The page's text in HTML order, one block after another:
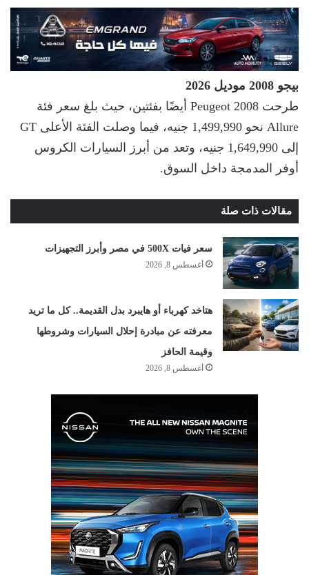
بيجو 2008 موديل 2026
طرحت Peugeot 2008 أيضًا بفئتين، حيث بلغ سعر فئة
Allure نحو 1,499,990 جنيه، فيما وصلت الفئة الأعلى GT
إلى 1,649,990 جنيه، وتعد من أبرز السيارات الكروس
أوفر المدمجة داخل السوق.
مقالات ذات صلة
سعر فيات 500X في مصر وأبرز التجهيزات
أغسطس 8, 2026
هتاخد كهرباء أو هايبرد بدل القديمة.. كل ما تريد
معرفته عن مبادرة إحلال السيارات وشروطها
وقيمة الحافز
أغسطس 8, 2026